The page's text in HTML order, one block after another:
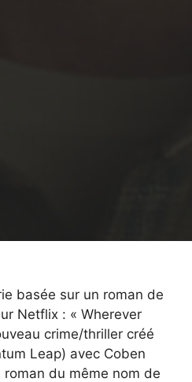
basée sur un roman de
Netflix : « Wherever
crime/thriller créé
Leap) avec Coben
du même nom de